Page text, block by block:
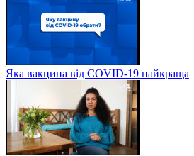
Яка вакцина від СOVID-19 найкраща